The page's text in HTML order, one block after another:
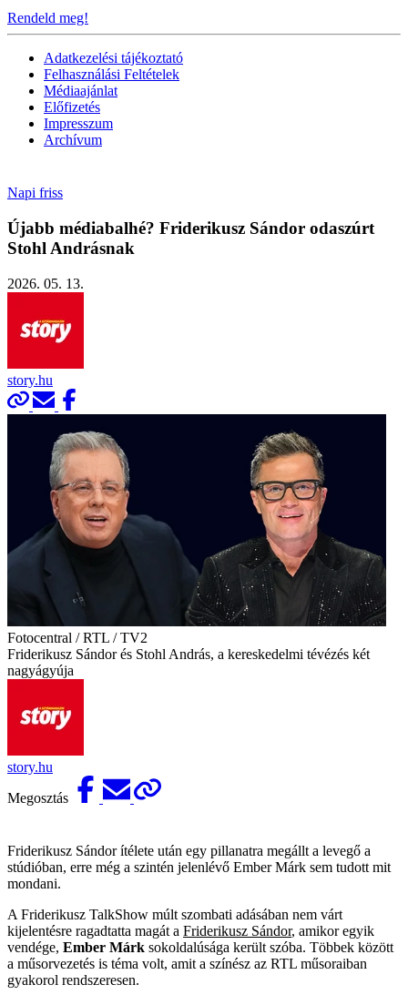
Rendeld meg!
Adatkezelési tájékoztató
Felhasználási Feltételek
Médiaajánlat
Előfizetés
Impresszum
Archívum
Napi friss
Újabb médiabalhé? Friderikusz Sándor odaszúrt
Stohl Andrásnak
2026. 05. 13.
story.hu
Fotocentral / RTL / TV2
Friderikusz Sándor és Stohl András, a kereskedelmi tévézés két
nagyágyúja
story.hu
Megosztás
Friderikusz Sándor ítélete után egy pillanatra megállt a levegő a
stúdióban, erre még a szintén jelenlévő Ember Márk sem tudott mit
mondani.
A Friderikusz TalkShow múlt szombati adásában nem várt
kijelentésre ragadtatta magát a Friderikusz Sándor, amikor egyik
vendége, Ember Márk sokoldalúsága került szóba. Többek között
a műsorvezetés is téma volt, amit a színész az RTL műsoraiban
gyakorol rendszeresen.